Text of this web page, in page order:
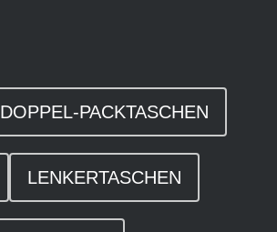
DOPPEL-PACKTASCHEN
LENKERTASCHEN